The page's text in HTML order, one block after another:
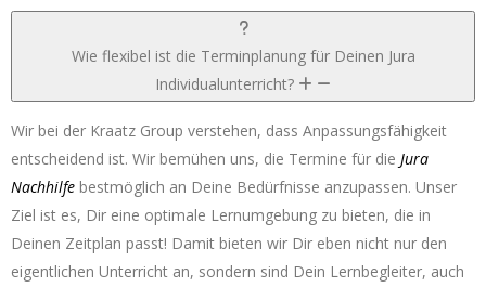
Wie flexibel ist die Terminplanung für Deinen Jura
Individualunterricht?
Wir bei der Kraatz Group verstehen, dass Anpassungsfähigkeit
entscheidend ist. Wir bemühen uns, die Termine für die Jura
Nachhilfe bestmöglich an Deine Bedürfnisse anzupassen. Unser
Ziel ist es, Dir eine optimale Lernumgebung zu bieten, die in
Deinen Zeitplan passt! Damit bieten wir Dir eben nicht nur den
eigentlichen Unterricht an, sondern sind Dein Lernbegleiter, auch